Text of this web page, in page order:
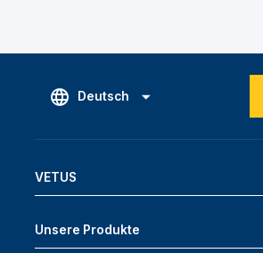
Deutsch
VETUS
Unsere Produkte